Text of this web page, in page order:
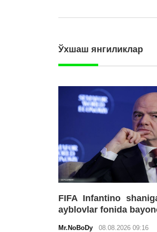
Ўхшаш янгиликлар
FIFA Infantino
ayblovlar fonida
Mr.NoBoDy 08.08.2026 09:16